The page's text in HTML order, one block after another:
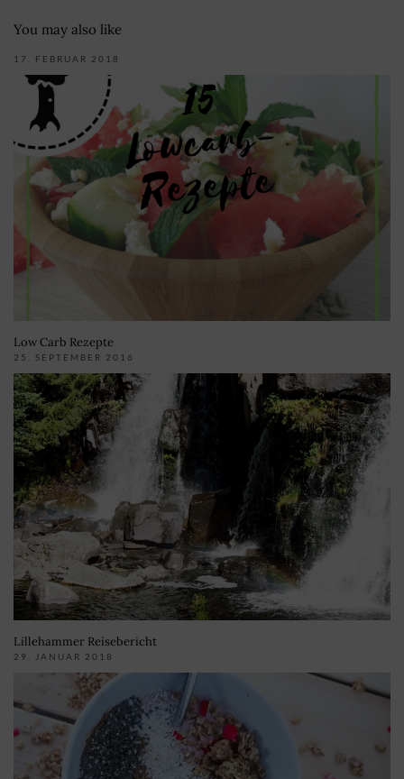
You may also like
17. FEBRUAR 2018
Low Carb Rezepte
25. SEPTEMBER 2016
Lillehammer Reisebericht
29. JANUAR 2018